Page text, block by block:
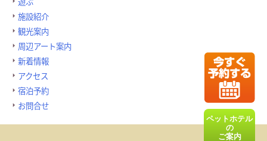
施設紹介
観光案内
周辺アート案内
新着情報
アクセス
宿泊予約
お問合せ
ペットホテル
の
ご案内